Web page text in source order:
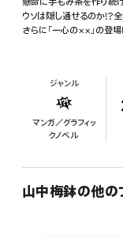
ウソは隠し通せるのか!?全
さらに「一心の××」の登
リジナル作品。
ジャンル
マンガ／グラフィッ
クノベル
山中梅鉢の他の